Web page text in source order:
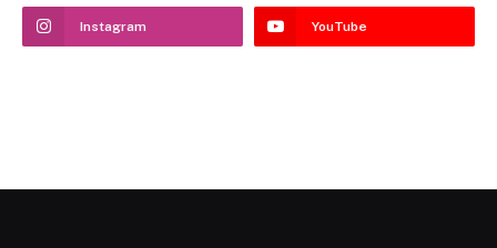
Instagram YouTube